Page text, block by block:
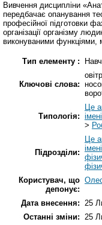
Вивчення дисципліни
передбачає опанування
професійної підготовки
організації організму
виконуваними функціями,
Тип елементу :
Ключові слова:
Типологія:
Це
>
Підрозділи:
Це
Користувач, що
депонує:
Дата внесення: 25
Останні зміни: 25